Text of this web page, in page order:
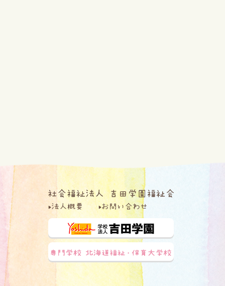
法人概要 お問い合わせ